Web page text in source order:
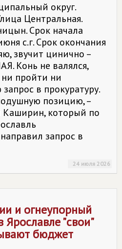
округ.
Центральная.
Срок начала
с.г. Срок окончания
звучит цинично –
Конь не валялся,
пройти ни
в прокуратуру.
позицию, –
Каширин, который по
запрос в
24 июля 2026
и огнеупорный
Ярославле "свои"
бюджет